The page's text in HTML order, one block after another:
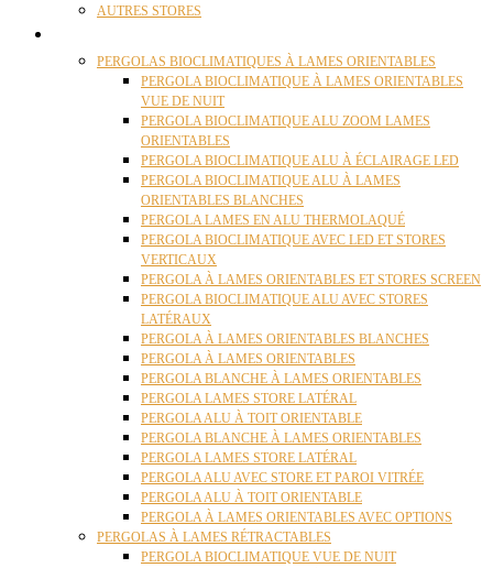
AUTRES STORES
PERGOLAS BIOCLIMATIQUES À LAMES ORIENTABLES
PERGOLA BIOCLIMATIQUE À LAMES ORIENTABLES
VUE DE NUIT
PERGOLA BIOCLIMATIQUE ALU ZOOM LAMES
ORIENTABLES
PERGOLA BIOCLIMATIQUE ALU À ÉCLAIRAGE LED
PERGOLA BIOCLIMATIQUE ALU À LAMES
ORIENTABLES BLANCHES
PERGOLA LAMES EN ALU THERMOLAQUÉ
PERGOLA BIOCLIMATIQUE AVEC LED ET STORES
VERTICAUX
PERGOLA À LAMES ORIENTABLES ET STORES SCREEN
PERGOLA BIOCLIMATIQUE ALU AVEC STORES
LATÉRAUX
PERGOLA À LAMES ORIENTABLES BLANCHES
PERGOLA À LAMES ORIENTABLES
PERGOLA BLANCHE À LAMES ORIENTABLES
PERGOLA LAMES STORE LATÉRAL
PERGOLA ALU À TOIT ORIENTABLE
PERGOLA BLANCHE À LAMES ORIENTABLES
PERGOLA LAMES STORE LATÉRAL
PERGOLA ALU AVEC STORE ET PAROI VITRÉE
PERGOLA ALU À TOIT ORIENTABLE
PERGOLA À LAMES ORIENTABLES AVEC OPTIONS
PERGOLAS À LAMES RÉTRACTABLES
PERGOLA BIOCLIMATIQUE VUE DE NUIT